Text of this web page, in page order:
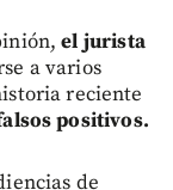
el jurista
a varios
reciente
positivos.
de